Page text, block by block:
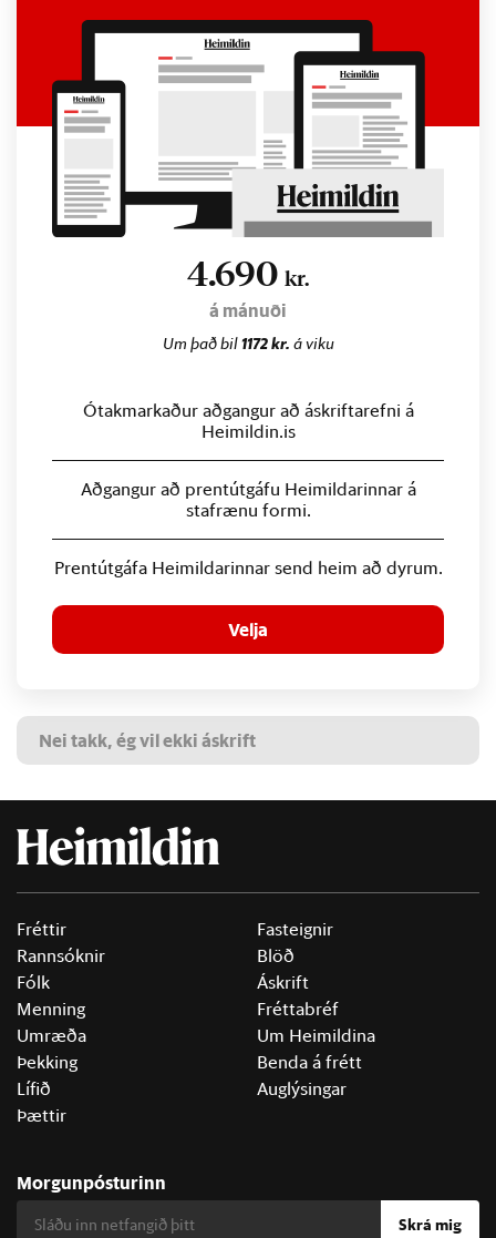
4.690 kr.
á mánuði
Um það bil1172 kr. á viku
Ótakmarkaður aðgangur að áskriftarefni á
Heimildin.is
Aðgangur að prentútgáfu Heimildarinnar á
stafrænu formi.
Prentútgáfa Heimildarinnar send heim að dyrum.
Velja
Nei takk, ég vil ekki áskrift
Fréttir
Rannsóknir
Fólk
Menning
Umræða
Þekking
Lífið
Þættir
Fasteignir
Blöð
Áskrift
Fréttabréf
Um Heimildina
Benda á frétt
Auglýsingar
Morgunpósturinn
Skrá mig